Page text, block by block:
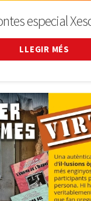
especial
LLEGIR MÉS